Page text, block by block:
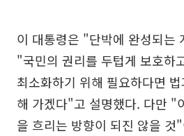
이 대통령은 "단박에 완성되는
"국민의 권리를 두텁게 보호하
최소화하기 위해 필요하다면
해 가겠다"고 설명했다. 다만 "
을 흐리는 방향이 되진 않을